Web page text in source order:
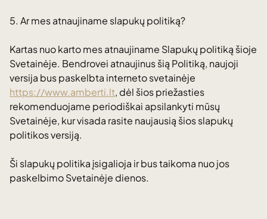
5. Ar mes atnaujiname slapukų politiką?
Kartas nuo karto mes atnaujiname Slapukų politiką šioje
Svetainėje. Bendrovei atnaujinus šią Politiką, naujoji
versija bus paskelbta interneto svetainėje
https://www.amberti.lt, dėl šios priežasties
rekomenduojame periodiškai apsilankyti mūsų
Svetainėje, kur visada rasite naujausią šios slapukų
politikos versiją.
Ši slapukų politika įsigalioja ir bus taikoma nuo jos
paskelbimo Svetainėje dienos.